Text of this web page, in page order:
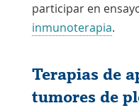
participar en
inmunoterapia.
Terapias de
tumores de